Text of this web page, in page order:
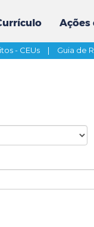
Ações
- CEUs | Guia de